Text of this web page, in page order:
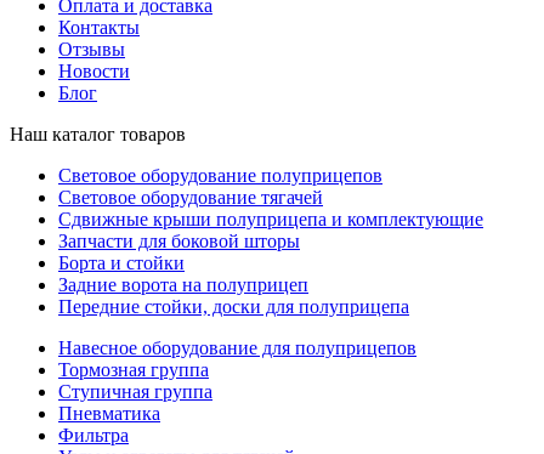
Оплата и доставка
Контакты
Отзывы
Новости
Блог
Наш каталог товаров
Световое оборудование полуприцепов
Световое оборудование тягачей
Сдвижные крыши полуприцепа и комплектующие
Запчасти для боковой шторы
Борта и стойки
Задние ворота на полуприцеп
Передние стойки, доски для полуприцепа
Навесное оборудование для полуприцепов
Тормозная группа
Ступичная группа
Пневматика
Фильтра